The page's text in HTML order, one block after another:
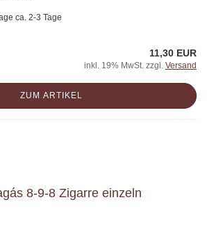
ca. 2-3 Tage
11,30 EUR
inkl. 19% MwSt. zzgl. Versand
ZUM ARTIKEL